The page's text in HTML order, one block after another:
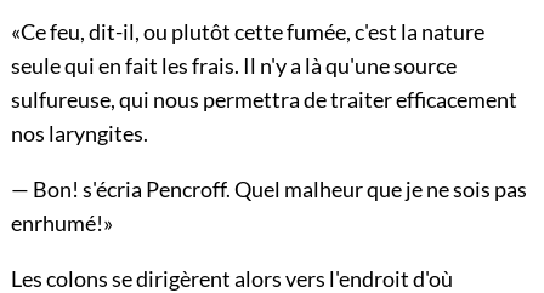
«Ce feu, dit-il, ou plutôt cette fumée, c'est la nature
seule qui en fait les frais. Il n'y a là qu'une source
sulfureuse, qui nous permettra de traiter efficacement
nos laryngites.
— Bon! s'écria Pencroff. Quel malheur que je ne sois pas
enrhumé!»
Les colons se dirigèrent alors vers l'endroit d'où